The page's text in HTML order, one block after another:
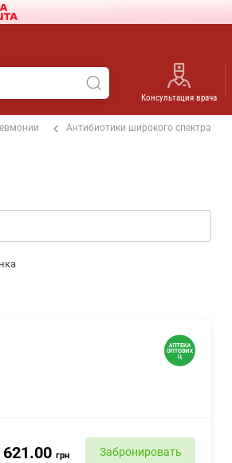
Консультация врача
Антибиотики широкого спектра
621.00 грн Забронировать